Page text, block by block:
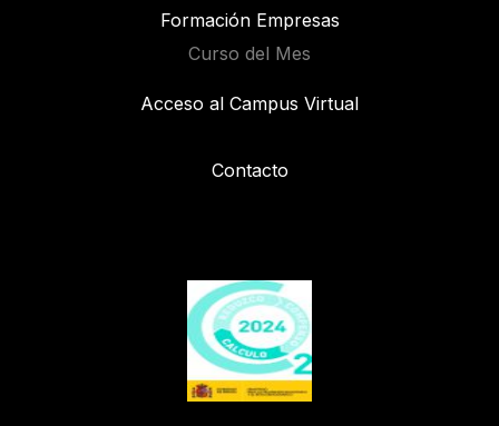
Formación Empresas
Curso del Mes
Acceso al Campus Virtual
Contacto